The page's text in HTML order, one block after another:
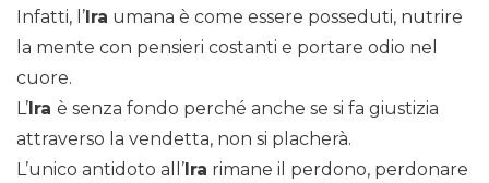
Infatti, l’Ira umana è come essere posseduti, nutrire
la mente con pensieri costanti e portare odio nel
cuore.
L’Ira è senza fondo perché anche se si fa giustizia
attraverso la vendetta, non si placherà.
L’unico antidoto all’Ira rimane il perdono, perdonare